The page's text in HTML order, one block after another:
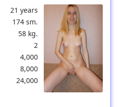
21 years
174 sm.
58 kg.
2
4,000
8,000
24,000